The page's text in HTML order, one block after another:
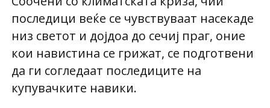
последици веќе се чувствуваат насекаде
низ светот и дојдоа до сечиј праг, оние
кои навистина се грижат, се подготвени
да ги согледаат последиците на
купувачките навики.